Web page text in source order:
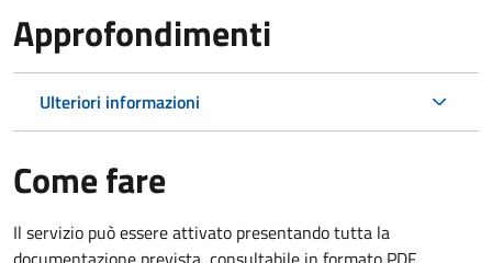
Approfondimenti
Ulteriori informazioni
Come fare
Il servizio può essere attivato presentando tutta la